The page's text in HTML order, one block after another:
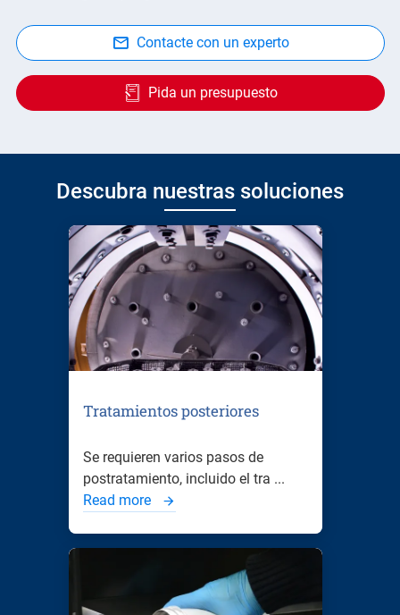
Contacte con un experto
Pida un presupuesto
Descubra nuestras soluciones
Tratamientos posteriores
Se requieren varios pasos de
postratamiento, incluido el tra ...
Read more